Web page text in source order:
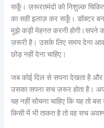
सकूँ। ज़रूरतमंदो को निशुल्क
का सही इलाज़ कर सकूँ। डॉक्टर
मुझे कड़ी मेहनत करनी होगी।सपने
ज़रूरी है। उसके लिए समय देना
छोड़ नहीं देना चाहिए।
जब कोई दिल से सपना देखता है और
उसका सपना सच ज़रूर होता है।
यह नहीं सोचना चाहिए कि यह तो
किसी में भी ताकत है तो वह सच